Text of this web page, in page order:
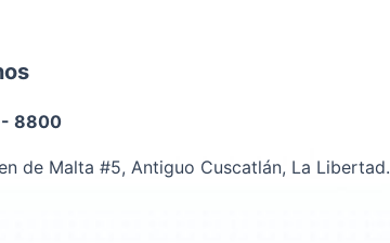
8800
de Malta #5, Antiguo Cuscatlán, La Libertad.